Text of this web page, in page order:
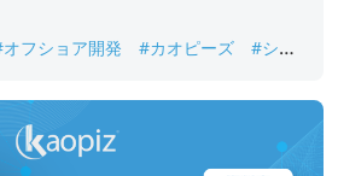
フショア開発 #カオピーズ
#シス